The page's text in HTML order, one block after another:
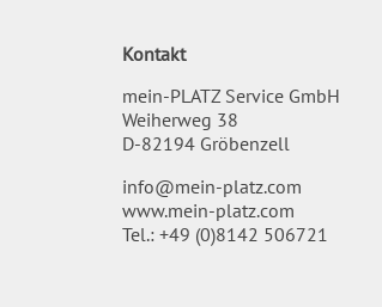
Kontakt
mein-PLATZ Service GmbH
Weiherweg 38
D-82194 Gröbenzell
info@mein-platz.com
www.mein-platz.com
Tel.: +49 (0)8142 506721